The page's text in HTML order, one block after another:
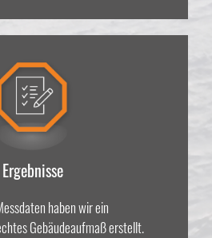
Ergebnisse
haben wir ein
Gebäudeaufmaß erstellt.